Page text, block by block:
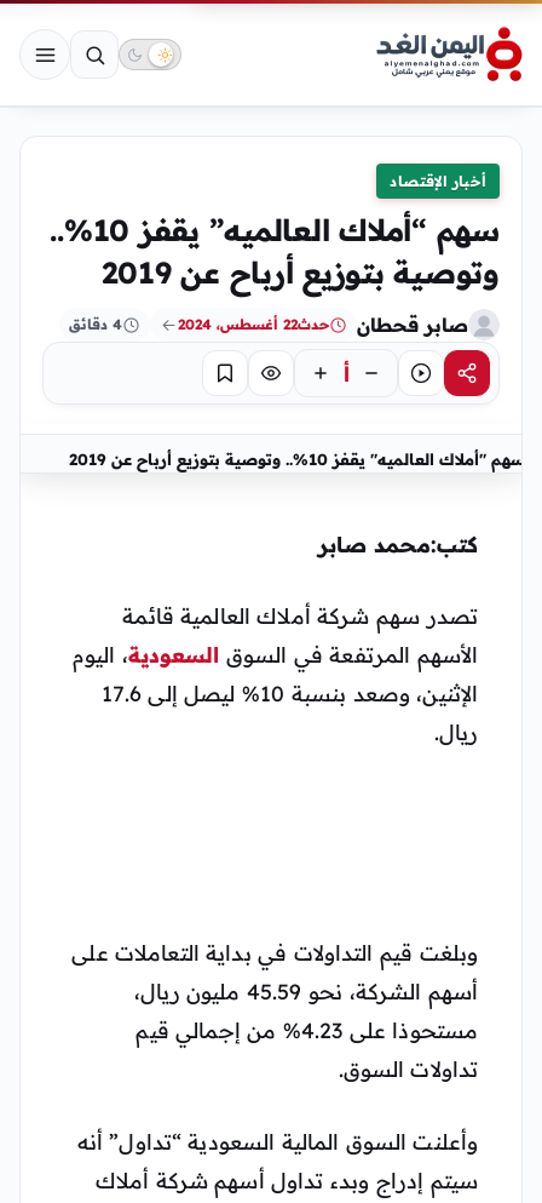
أخبار الإقتصاد
سهم “أملاك العالميه” يقفز 10%..
وتوصية بتوزيع أرباح عن 2019
صابر قحطان حدث22 أغسطس، 2024 4 دقائق
مشاركةاستماع أ تركيز حفظ
سهم "أملاك العالميه" يقفز 10%.. وتوصية بتوزيع أرباح عن 2019
كتب:محمد صابر
تصدر سهم شركة أملاك العالمية قائمة
الأسهم المرتفعة في السوق السعودية، اليوم
الإثنين، وصعد بنسبة 10% ليصل إلى 17.6
ريال.
وبلغت قيم التداولات في بداية التعاملات على
أسهم الشركة، نحو 45.59 مليون ريال،
مستحوذا على 4.23% من إجمالي قيم
تداولات السوق.
وأعلنت السوق المالية السعودية “تداول” أنه
سيتم إدراج وبدء تداول أسهم شركة أملاك